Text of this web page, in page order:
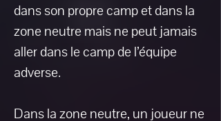
dans son propre camp et dans la
zone neutre mais ne peut jamais
aller dans le camp de l’équipe
adverse.
Dans la zone neutre, un joueur ne